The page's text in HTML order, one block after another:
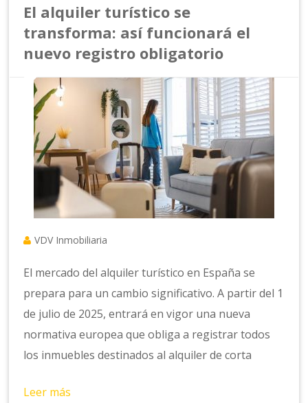
El alquiler turístico se
transforma: así funcionará el
nuevo registro obligatorio
VDV Inmobiliaria
El mercado del alquiler turístico en España se
prepara para un cambio significativo. A partir del 1
de julio de 2025, entrará en vigor una nueva
normativa europea que obliga a registrar todos
los inmuebles destinados al alquiler de corta
Leer más